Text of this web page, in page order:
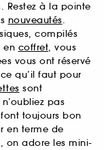
Restez à la pointe
nouveautés.
compilés
en coffret, vous
vous ont réservé
qu’il faut pour
sont
pas
toujours bon
en terme de
on adore les mini-